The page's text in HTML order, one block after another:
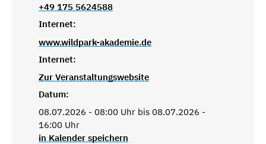
+49 175 5624588
Internet:
www.wildpark-akademie.de
Internet:
Zur Veranstaltungswebsite
Datum:
08.07.2026 - 08:00 Uhr bis 08.07.2026 -
16:00 Uhr
in Kalender speichern